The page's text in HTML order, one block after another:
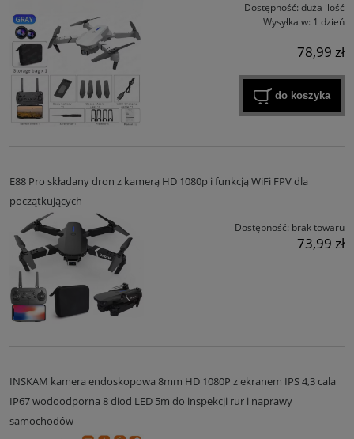
Dostępność: duża ilość
Wysyłka w: 1 dzień
78,99 zł
do koszyka
E88 Pro składany dron z kamerą HD 1080p i funkcją WiFi FPV dla
początkujących
Dostępność: brak towaru
73,99 zł
INSKAM kamera endoskopowa 8mm HD 1080P z ekranem IPS 4,3 cala
IP67 wodoodporna 8 diod LED 5m do inspekcji rur i naprawy
samochodów